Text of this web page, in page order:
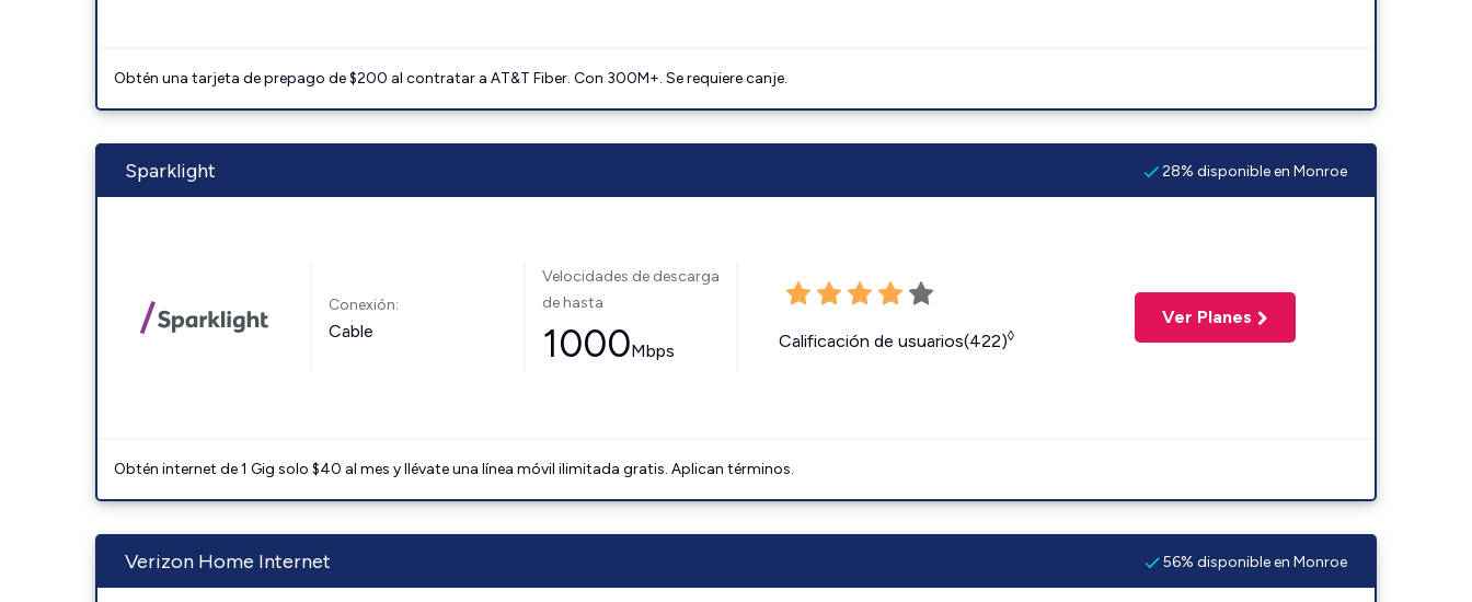
Obtén una tarjeta de prepago de $200 al contratar a AT&T Fiber. Con 300M+. Se requiere canje.
Sparklight 28% disponible en Monroe
Conexión:
Cable
Velocidades de descarga
de hasta
1000Mbps Calificación de usuarios(422)◊
Ver Planes
Obtén internet de 1 Gig solo $40 al mes y llévate una línea móvil ilimitada gratis. Aplican términos.
Verizon Home Internet 56% disponible en Monroe